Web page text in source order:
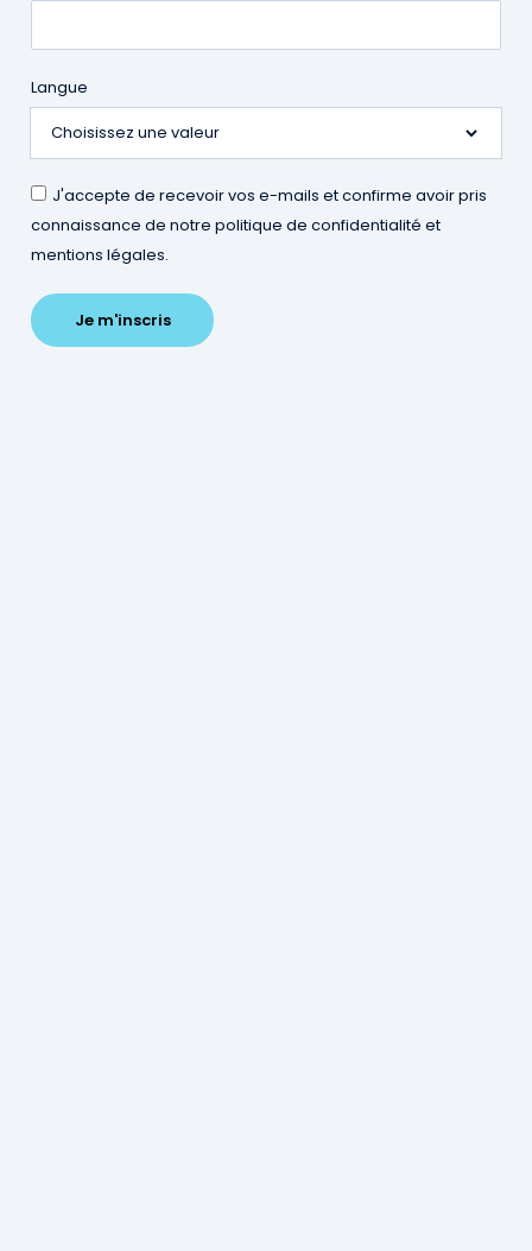
Qu'est-ce qu'un
ambassadeur ?
Messin de naissance, de coeur ou d’adoption, acteur
sport, des loisirs, animateur d’une activité ou prestataire
de service local… vous aimez notre territoire et vous
Langue
J'accepte de recevoir vos e-mails et confirme avoir pris
connaissance de notre politique de confidentialité et
mentions légales.